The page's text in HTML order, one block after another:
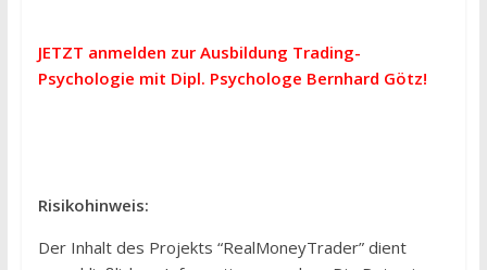
JETZT anmelden zur Ausbildung Trading-
Psychologie mit Dipl. Psychologe Bernhard Götz!
Risikohinweis:
Der Inhalt des Projekts “RealMoneyTrader” dient